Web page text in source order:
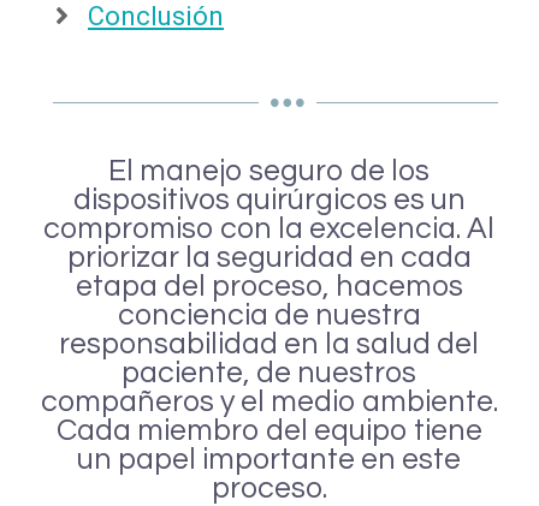
Conclusión
El manejo seguro de los
dispositivos quirúrgicos es un
compromiso con la excelencia. Al
priorizar la seguridad en cada
etapa del proceso, hacemos
conciencia de nuestra
responsabilidad en la salud del
paciente, de nuestros
compañeros y el medio ambiente.
Cada miembro del equipo tiene
un papel importante en este
proceso.